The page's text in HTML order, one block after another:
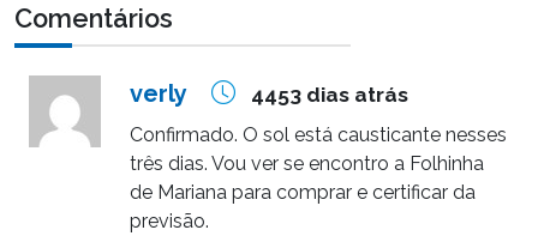
Comentários
verly 4453 dias atrás
Confirmado. O sol está causticante nesses
três dias. Vou ver se encontro a Folhinha
de Mariana para comprar e certificar da
previsão.